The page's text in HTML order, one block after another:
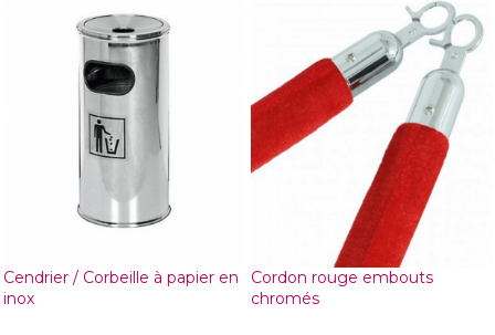
Cendrier / Corbeille à papier en
inox
Cordon rouge embouts
chromés